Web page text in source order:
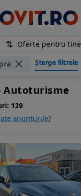
Oferte pentru tine
Șterge filtrele
Autoturisme
129
anunturile?